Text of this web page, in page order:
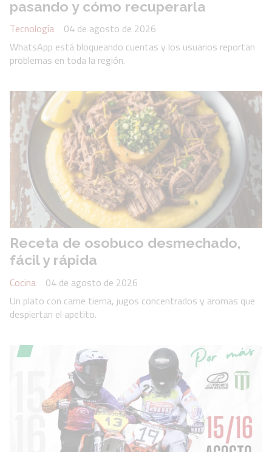
pasando y cómo recuperarla
Tecnología
04 de agosto de 2026
WhatsApp está bloqueando cuentas y los usuarios reportan
problemas en toda la región.
Receta de osobuco desmechado,
fácil y rápida
Cocina
04 de agosto de 2026
Un plato con carne tierna, jugos concentrados y aromas que
despiertan el apetito.